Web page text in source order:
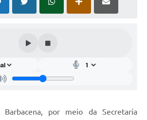
por meio da Secretaria